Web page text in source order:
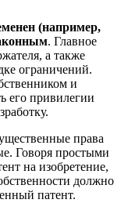
(например,
. Главное
а также
ограничений.
и
его привилегии
права
Говоря простыми
на изобретение,
должно
патент.